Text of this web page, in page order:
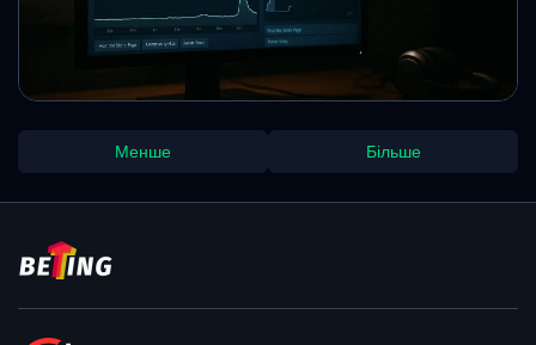
Несподівана подія під час звичайного дня привела до
великого виграшу в лотерею. Дівчина вирішила змінити
Михайло Кузьменко
викликала справжній ажіотаж
інтерес серед гравців і різке зростання онлайну. Водночас
ситуація з турнірами та ліцензіями від Valve залишається
невизначеною.
Менше Більше